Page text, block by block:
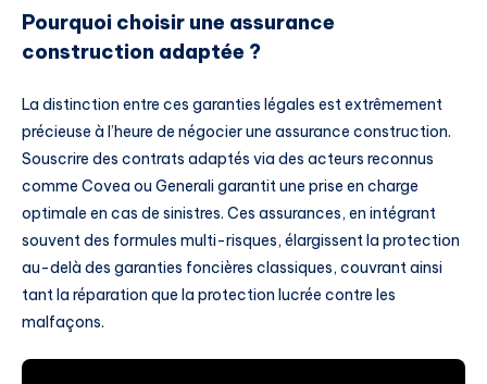
Pourquoi choisir une assurance
construction adaptée ?
La distinction entre ces garanties légales est extrêmement
précieuse à l’heure de négocier une assurance construction.
Souscrire des contrats adaptés via des acteurs reconnus
comme Covea ou Generali garantit une prise en charge
optimale en cas de sinistres. Ces assurances, en intégrant
souvent des formules multi-risques, élargissent la protection
au-delà des garanties foncières classiques, couvrant ainsi
tant la réparation que la protection lucrée contre les
malfaçons.